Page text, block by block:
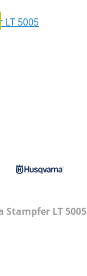
Stampfer LT 5005